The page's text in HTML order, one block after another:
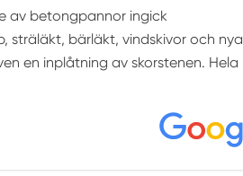
av betongpannor ingick
sträläkt, bärläkt, vindskivor och nya
en inplåtning av skorstenen. Hela